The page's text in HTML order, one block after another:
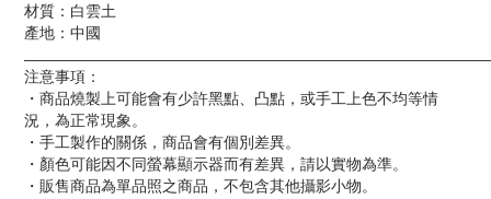
材質：白雲土
產地：中國
注意事項：
・商品燒製上可能會有少許黑點、凸點，或手工上色不均等情
況，為正常現象。
・手工製作的關係，商品會有個別差異。
・顏色可能因不同螢幕顯示器而有差異，請以實物為準。
・販售商品為單品照之商品，不包含其他攝影小物。